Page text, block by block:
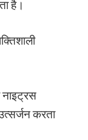
है।
करता